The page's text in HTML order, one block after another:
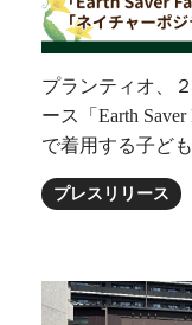
プランティオ、
ース「Earth
で着用する子ど
プレスリリース